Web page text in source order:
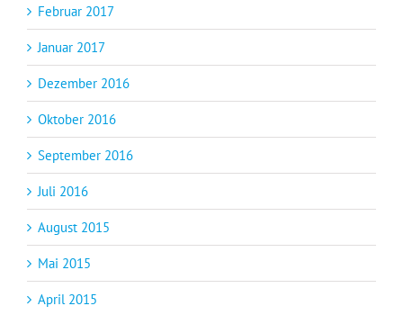
Februar 2017
Januar 2017
Dezember 2016
Oktober 2016
September 2016
Juli 2016
August 2015
Mai 2015
April 2015